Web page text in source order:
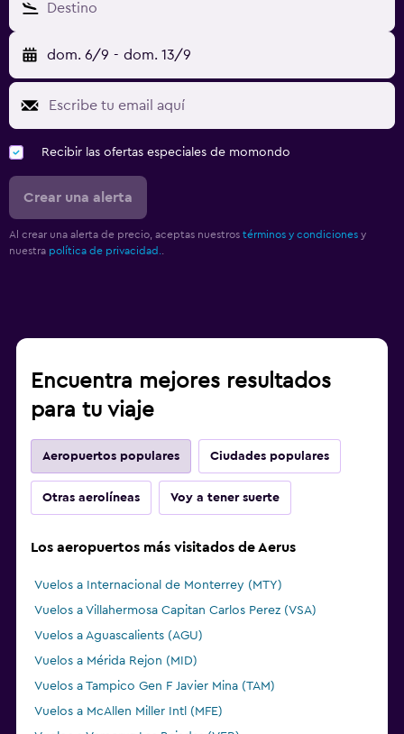
Destino
dom. 6/9 - dom. 13/9
Recibir las ofertas especiales de momondo
Crear una alerta
Al crear una alerta de precio, aceptas nuestros términos y condiciones y
nuestra política de privacidad.
Encuentra mejores resultados
para tu viaje
Aeropuertos populares Ciudades populares
Otras aerolíneas Voy a tener suerte
Los aeropuertos más visitados de Aerus
Vuelos a Internacional de Monterrey (MTY)
Vuelos a Villahermosa Capitan Carlos Perez (VSA)
Vuelos a Aguascalients (AGU)
Vuelos a Mérida Rejon (MID)
Vuelos a Tampico Gen F Javier Mina (TAM)
Vuelos a McAllen Miller Intl (MFE)